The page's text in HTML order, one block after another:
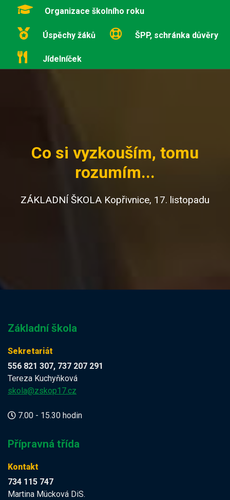
Organizace školního roku
Úspěchy žáků ŠPP, schránka důvěry
Jídelníček
Co si vyzkouším, tomu
rozumím...
ZÁKLADNÍ ŠKOLA Kopřivnice, 17. listopadu
Základní škola
Sekretariát
556 821 307, 737 207 291
Tereza Kuchyňková
skola@zskop17.cz
7.00 - 15.30 hodin
Přípravná třída
Kontakt
734 115 747
Martina Mücková DiS.